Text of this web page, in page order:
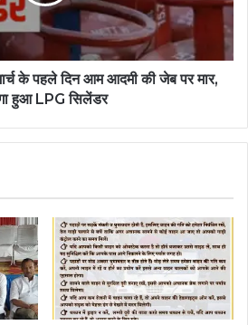
के पहले दिन आम आदमी की जेब पर मार,
हुआ LPG सिलेंडर